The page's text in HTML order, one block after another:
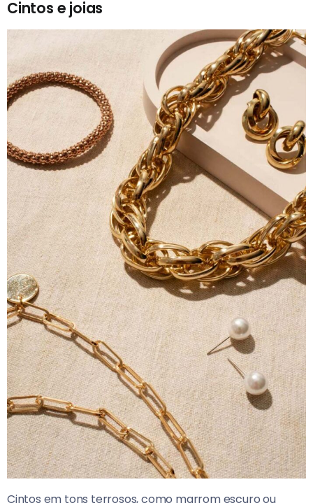
Cintos e joias
Cintos em tons terrosos, como marrom escuro ou